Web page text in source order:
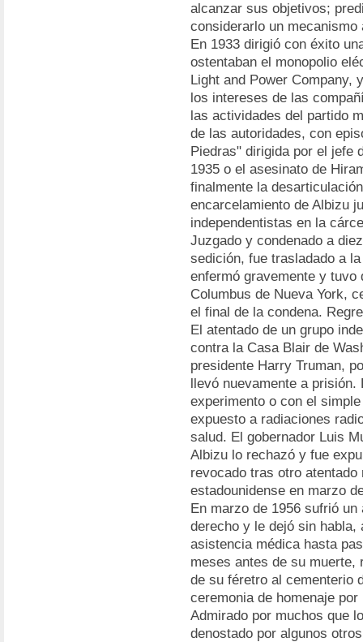
alcanzar sus objetivos;
considerarlo un
En 1933 dirigió con éxito
ostentaban el monopolio
Light and Power Company,
los intereses de las
las actividades del partido
de las autoridades, con
Piedras" dirigida por el jefe
1935 o el asesinato de
finalmente la
encarcelamiento de Albizu
independentistas en la
Juzgado y condenado a
sedición, fue trasladado a
enfermó gravemente y tuvo
Columbus de Nueva York,
el final de la condena.
El atentado de un grupo
contra la Casa Blair de
presidente Harry Truman,
llevó nuevamente a prisión.
experimento o con el
expuesto a radiaciones
salud. El gobernador Luis
Albizu lo rechazó y fue
revocado tras otro
estadounidense en marzo
En marzo de 1956 sufrió
derecho y le dejó sin
asistencia médica hasta
meses antes de su
de su féretro al cementerio
ceremonia de homenaje
Admirado por muchos que
denostado por algunos